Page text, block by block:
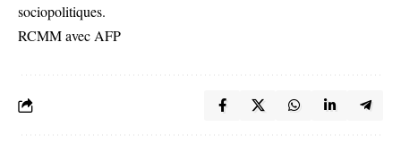
sociopolitiques.
RCMM avec AFP